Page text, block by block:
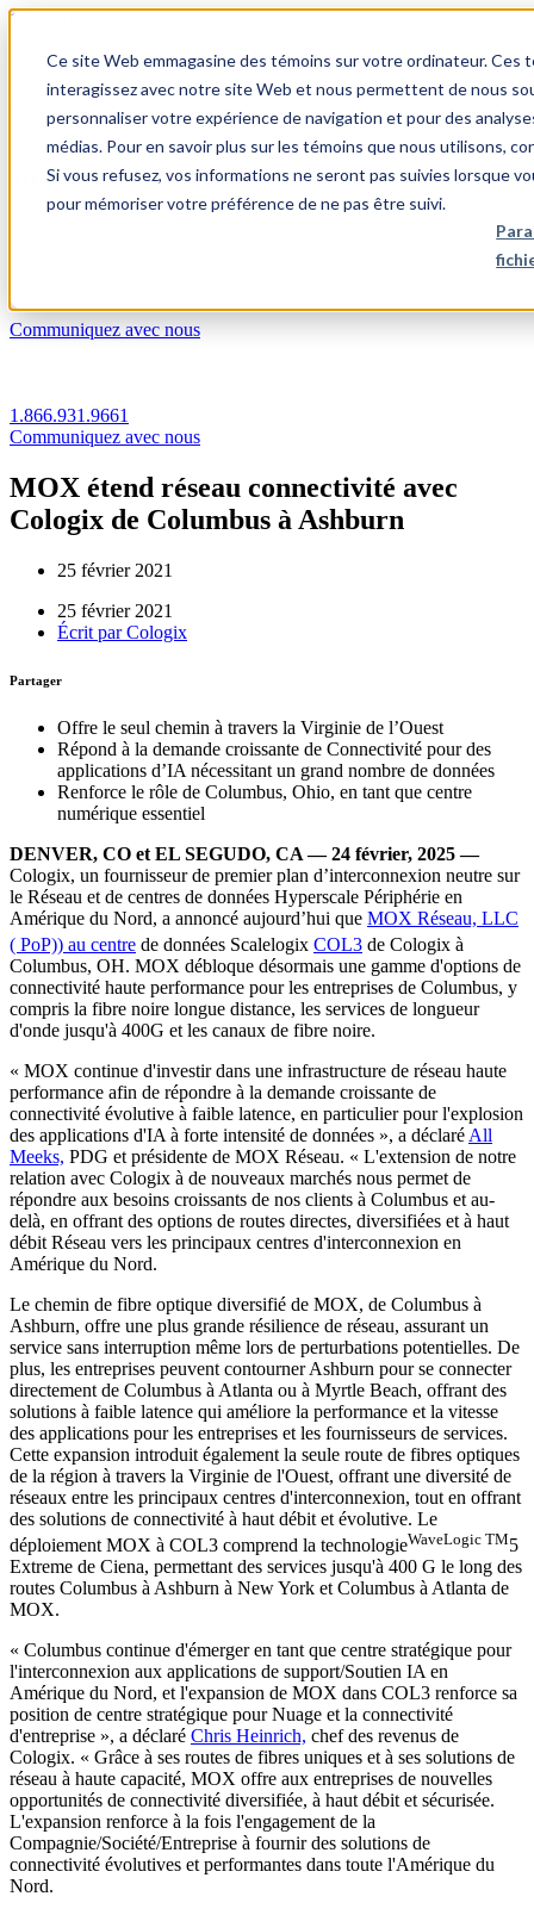
Ce site Web emmagasine des témoins sur votre ordinateur.
interagissez avec notre site Web et nous permettent de nous
personnaliser votre expérience de navigation et pour des
médias. Pour en savoir plus sur les témoins que nous utilisons,
Si vous refusez, vos informations ne seront pas suivies lorsque
pour mémoriser votre préférence de ne pas être suivi.
1.866.931.9661
Login
FR
Communiquez avec nous
1.866.931.9661
Communiquez avec nous
MOX étend réseau connectivité avec
Cologix de Columbus à Ashburn
25 février 2021
25 février 2021
Écrit parCologix
Partager
Offre le seul chemin à travers la Virginie de l’Ouest
Répond à la demande croissante de Connectivité pour des
applications d’IA nécessitant un grand nombre de données
Renforce le rôle de Columbus, Ohio, en tant que centre
numérique essentiel
DENVER, CO et EL SEGUDO, CA — 24 février, 2025 —
Cologix, un fournisseur de premier plan d’interconnexion neutre sur
le Réseau et de centres de données Hyperscale Périphérie en
Amérique du Nord, a annoncé aujourd’hui que MOX Réseau, LLC
( PoP)) au centre de données Scalelogix COL3 de Cologix à
Columbus, OH. MOX débloque désormais une gamme d'options de
connectivité haute performance pour les entreprises de Columbus, y
compris la fibre noire longue distance, les services de longueur
d'onde jusqu'à 400G et les canaux de fibre noire.
« MOX continue d'investir dans une infrastructure de réseau haute
performance afin de répondre à la demande croissante de
connectivité évolutive à faible latence, en particulier pour l'explosion
des applications d'IA à forte intensité de données », a déclaré All
Meeks, PDG et présidente de MOX Réseau. « L'extension de notre
relation avec Cologix à de nouveaux marchés nous permet de
répondre aux besoins croissants de nos clients à Columbus et au-
delà, en offrant des options de routes directes, diversifiées et à haut
débit Réseau vers les principaux centres d'interconnexion en
Amérique du Nord.
Le chemin de fibre optique diversifié de MOX, de Columbus à
Ashburn, offre une plus grande résilience de réseau, assurant un
service sans interruption même lors de perturbations potentielles. De
plus, les entreprises peuvent contourner Ashburn pour se connecter
directement de Columbus à Atlanta ou à Myrtle Beach, offrant des
solutions à faible latence qui améliore la performance et la vitesse
des applications pour les entreprises et les fournisseurs de services.
Cette expansion introduit également la seule route de fibres optiques
de la région à travers la Virginie de l'Ouest, offrant une diversité de
réseaux entre les principaux centres d'interconnexion, tout en offrant
des solutions de connectivité à haut débit et évolutive. Le
déploiement MOX à COL3 comprend la technologieWaveLogic TM5
Extreme de Ciena, permettant des services jusqu'à 400 G le long des
routes Columbus à Ashburn à New York et Columbus à Atlanta de
MOX.
« Columbus continue d'émerger en tant que centre stratégique pour
l'interconnexion aux applications de support/Soutien IA en
Amérique du Nord, et l'expansion de MOX dans COL3 renforce sa
position de centre stratégique pour Nuage et la connectivité
d'entreprise », a déclaré Chris Heinrich, chef des revenus de
Cologix. « Grâce à ses routes de fibres uniques et à ses solutions de
réseau à haute capacité, MOX offre aux entreprises de nouvelles
opportunités de connectivité diversifiée, à haut débit et sécurisée.
L'expansion renforce à la fois l'engagement de la
Compagnie/Société/Entreprise à fournir des solutions de
connectivité évolutives et performantes dans toute l'Amérique du
Nord.